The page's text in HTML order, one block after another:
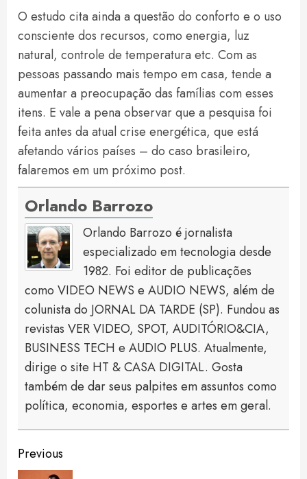
O estudo cita ainda a questão do conforto e o uso
consciente dos recursos, como energia, luz
natural, controle de temperatura etc. Com as
pessoas passando mais tempo em casa, tende a
aumentar a preocupação das famílias com esses
itens. E vale a pena observar que a pesquisa foi
feita antes da atual crise energética, que está
afetando vários países – do caso brasileiro,
falaremos em um próximo post.
Orlando Barrozo
Orlando Barrozo é jornalista
especializado em tecnologia desde
1982. Foi editor de publicações
como VIDEO NEWS e AUDIO NEWS, além de
colunista do JORNAL DA TARDE (SP). Fundou as
revistas VER VIDEO, SPOT, AUDITÓRIO&CIA,
BUSINESS TECH e AUDIO PLUS. Atualmente,
dirige o site HT & CASA DIGITAL. Gosta
também de dar seus palpites em assuntos como
política, economia, esportes e artes em geral.
Continue
Previous